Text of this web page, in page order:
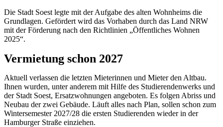
Die Stadt Soest legte mit der Aufgabe des alten Wohnheims die
Grundlagen. Gefördert wird das Vorhaben durch das Land NRW
mit der Förderung nach den Richtlinien „Öffentliches Wohnen
2025“.
Vermietung schon 2027
Aktuell verlassen die letzten Mieterinnen und Mieter den Altbau.
Ihnen wurden, unter anderem mit Hilfe des Studierendenwerks und
der Stadt Soest, Ersatzwohnungen angeboten. Es folgen Abriss und
Neubau der zwei Gebäude. Läuft alles nach Plan, sollen schon zum
Wintersemester 2027/28 die ersten Studierenden wieder in der
Hamburger Straße einziehen.